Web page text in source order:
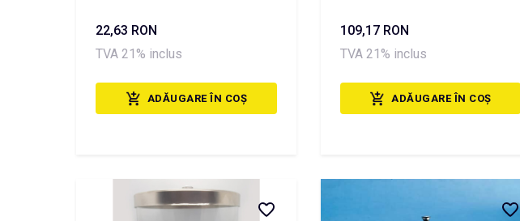
22,63 RON
TVA 21% inclus
ADĂUGARE ÎN COȘ
109,17 RON
TVA 21% inclus
ADĂUGARE ÎN COȘ